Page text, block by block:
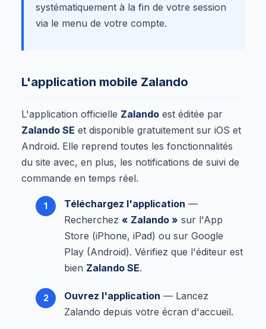
systématiquement à la fin de votre session
via le menu de votre compte.
L'application mobile Zalando
L'application officielle Zalando est éditée par
Zalando SE et disponible gratuitement sur iOS et
Android. Elle reprend toutes les fonctionnalités
du site avec, en plus, les notifications de suivi de
commande en temps réel.
Téléchargez l'application —
Recherchez « Zalando » sur l'App
Store (iPhone, iPad) ou sur Google
Play (Android). Vérifiez que l'éditeur est
bien Zalando SE.
Ouvrez l'application — Lancez
Zalando depuis votre écran d'accueil.